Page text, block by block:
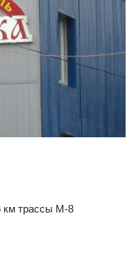
км трассы М-8